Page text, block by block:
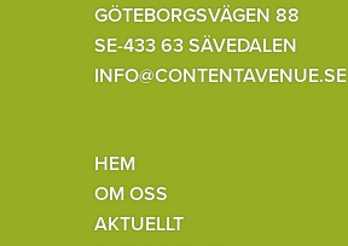
GÖTEBORGSVÄGEN 88
SE-433 63 SÄVEDALEN
INFO@CONTENTAVENUE.SE
HEM
OM OSS
AKTUELLT